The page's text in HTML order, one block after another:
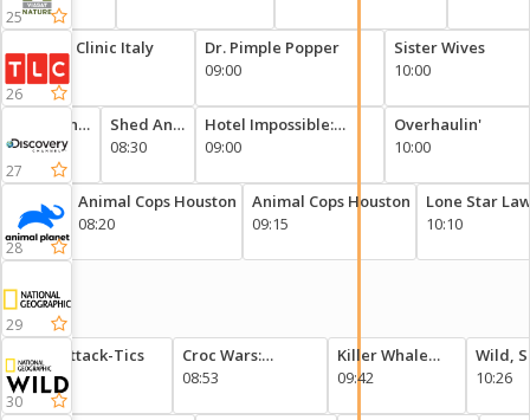
25
26
27
28
29
30
Obesity Clinic Italy
08:00
Dr. Pimple Popper
09:00
Sister Wives
10:00
Shed And
Buried
08:00
Shed And
Buried
08:30
Hotel Impossible:
Showdown
09:00
Overhaulin'
10:00
Animal Cops Houston
08:20
Animal Cops Houston
09:15
Lone Star
10:10
Cat Attack-Tics
08:05
Croc Wars:
Grumeti Vs Mara
08:53
Killer Whale
Chronicles:
09:42
Wild,
10:26